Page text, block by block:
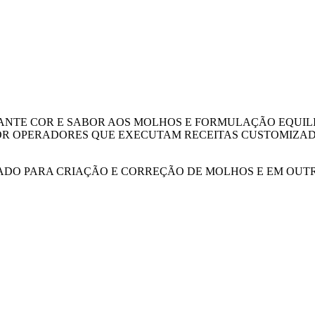
COR E SABOR AOS MOLHOS E FORMULAÇÃO
OPERADORES QUE EXECUTAM RECEITAS
PARA CRIAÇÃO E CORREÇÃO DE MOLHOS E EM